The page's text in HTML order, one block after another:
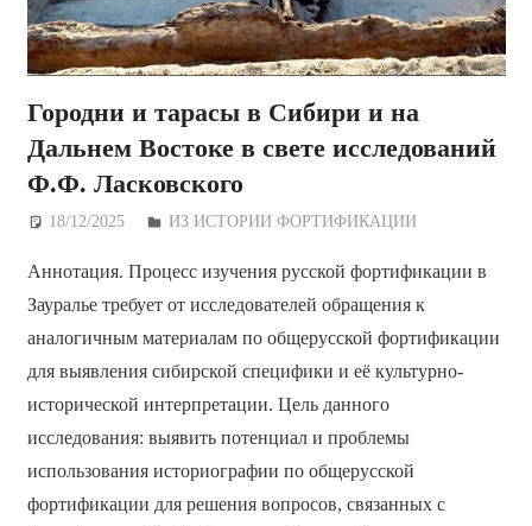
Городни и тарасы в Сибири и на
Дальнем Востоке в свете исследований
Ф.Ф. Ласковского
18/12/2025 Дежурный по Редакции
ИЗ ИСТОРИИ ФОРТИФИКАЦИИ
Аннотация. Процесс изучения русской фортификации в
Зауралье требует от исследователей обращения к
аналогичным материалам по общерусской фортификации
для выявления сибирской специфики и её культурно-
исторической интерпретации. Цель данного
исследования: выявить потенциал и проблемы
использования историографии по общерусской
фортификации для решения вопросов, связанных с